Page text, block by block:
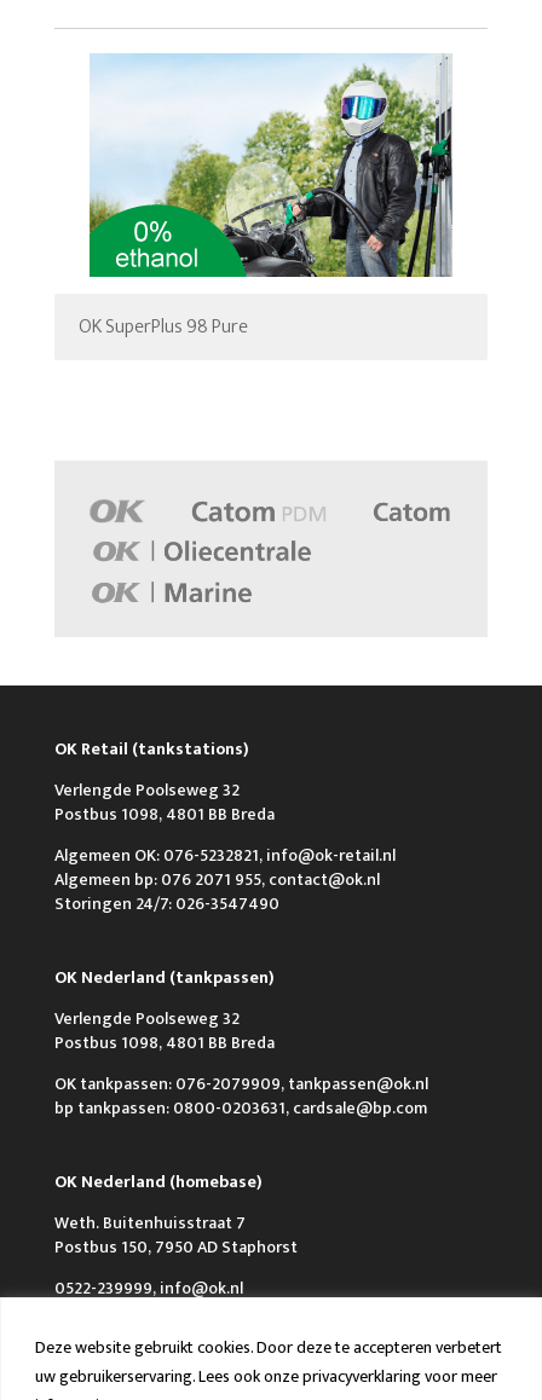
Deze website gebruikt cookies. Door deze te accepteren verbetert
uw gebruikerservaring. Lees ook onze privacyverklaring voor meer
OK SuperPlus 98 Pure
OK Retail (tankstations)
Verlengde Poolseweg 32
Postbus 1098, 4801 BB Breda
Algemeen OK: 076-5232821, info@ok-retail.nl
Algemeen bp: 076 2071 955, contact@ok.nl
Storingen 24/7: 026-3547490
OK Nederland (tankpassen)
Verlengde Poolseweg 32
Postbus 1098, 4801 BB Breda
OK tankpassen: 076-2079909, tankpassen@ok.nl
bp tankpassen: 0800-0203631, cardsale@bp.com
OK Nederland (homebase)
Weth. Buitenhuisstraat 7
Postbus 150, 7950 AD Staphorst
0522-239999, info@ok.nl